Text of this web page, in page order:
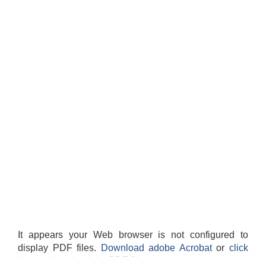
It appears your Web browser is not configured to
display PDF files.
Download adobe Acrobatorclick